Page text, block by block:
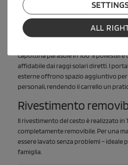
Accessori pratici per
quotidiana
capottina parasole in 100 %
affidabile dai raggi solari diretti. I
esterne offrono spazio aggiuntivo
personali, rendendo il carrello un
Rivestimento
Il rivestimento del cesto è realizzato in
completamente removibile. Per una
essere lavato senza problemi – ideale
famiglia.
ALL